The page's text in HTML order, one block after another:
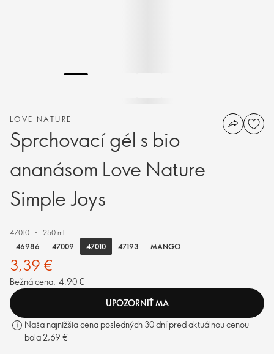
LOVE NATURE
Sprchovací gél s bio
ananásom Love Nature
Simple Joys
47010
250 ml
46986
47009 47010 47193 MANGO
3,39 €
Bežná cena: 4,90 €
UPOZORNIŤ MA
Naša najnižšia cena posledných 30 dní pred aktuálnou cenou
bola 2,69 €